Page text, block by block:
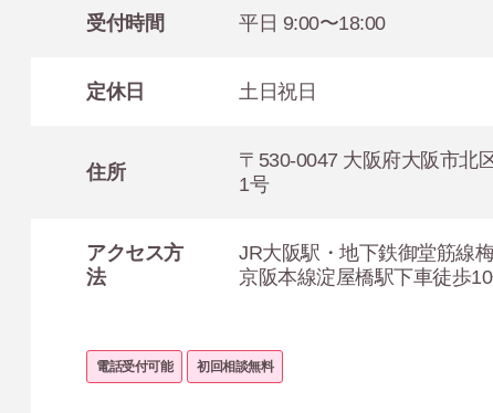
受付時間 平日 9:00〜18:00
定休日 土日祝日
住所
〒530-0047 大阪府大阪市北
1号
アクセス方
法
JR大阪駅・地下鉄御堂筋線
京阪本線淀屋橋駅下車徒歩
電話受付可能 初回相談無料